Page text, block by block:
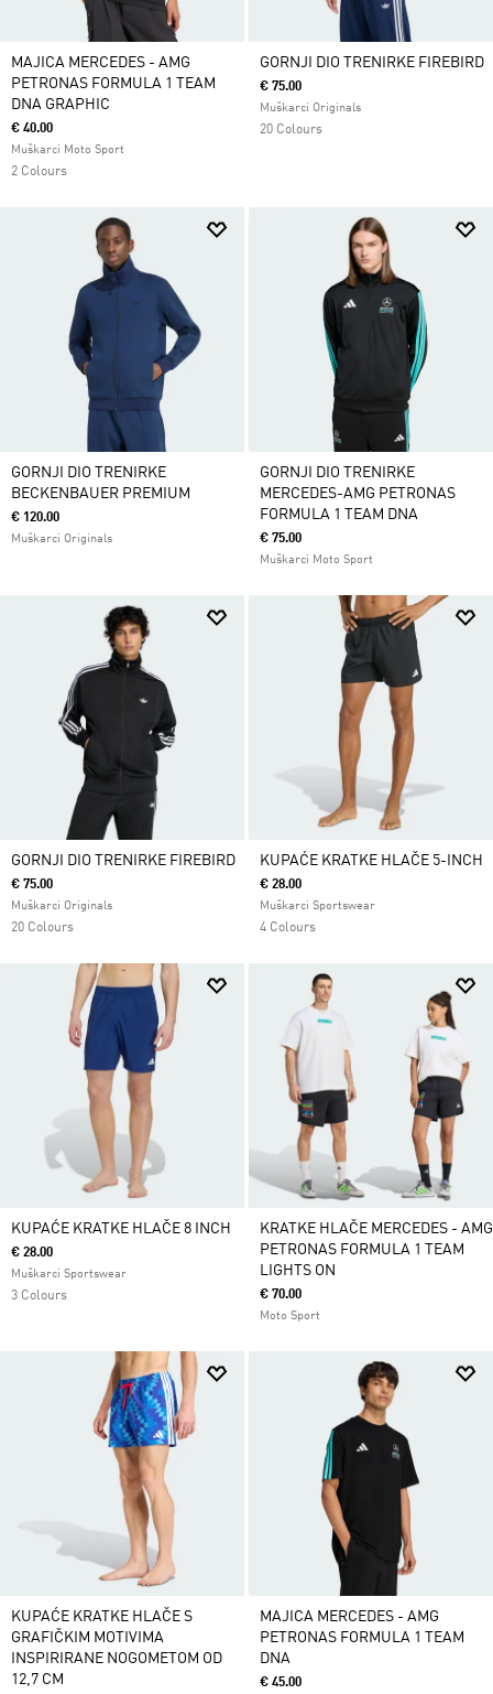
MAJICA MERCEDES - AMG
PETRONAS FORMULA 1 TEAM
DNA GRAPHIC
€ 40.00
Muškarci Moto Sport
2 Colours
GORNJI DIO TRENIRKE FIREBIRD
€ 75.00
Muškarci Originals
20 Colours
GORNJI DIO TRENIRKE
BECKENBAUER PREMIUM
€ 120.00
Muškarci Originals
GORNJI DIO TRENIRKE
MERCEDES-AMG PETRONAS
FORMULA 1 TEAM DNA
€ 75.00
Muškarci Moto Sport
GORNJI DIO TRENIRKE FIREBIRD
€ 75.00
Muškarci Originals
20 Colours
KUPAĆE KRATKE HLAČE 5-INCH
€ 28.00
Muškarci Sportswear
4 Colours
KUPAĆE KRATKE HLAČE 8 INCH
€ 28.00
Muškarci Sportswear
3 Colours
KRATKE HLAČE MERCEDES - AMG
PETRONAS FORMULA 1 TEAM
LIGHTS ON
€ 70.00
Moto Sport
KUPAĆE KRATKE HLAČE S
GRAFIČKIM MOTIVIMA
INSPIRIRANE NOGOMETOM OD
12,7 CM
MAJICA MERCEDES - AMG
PETRONAS FORMULA 1 TEAM
DNA
€ 45.00